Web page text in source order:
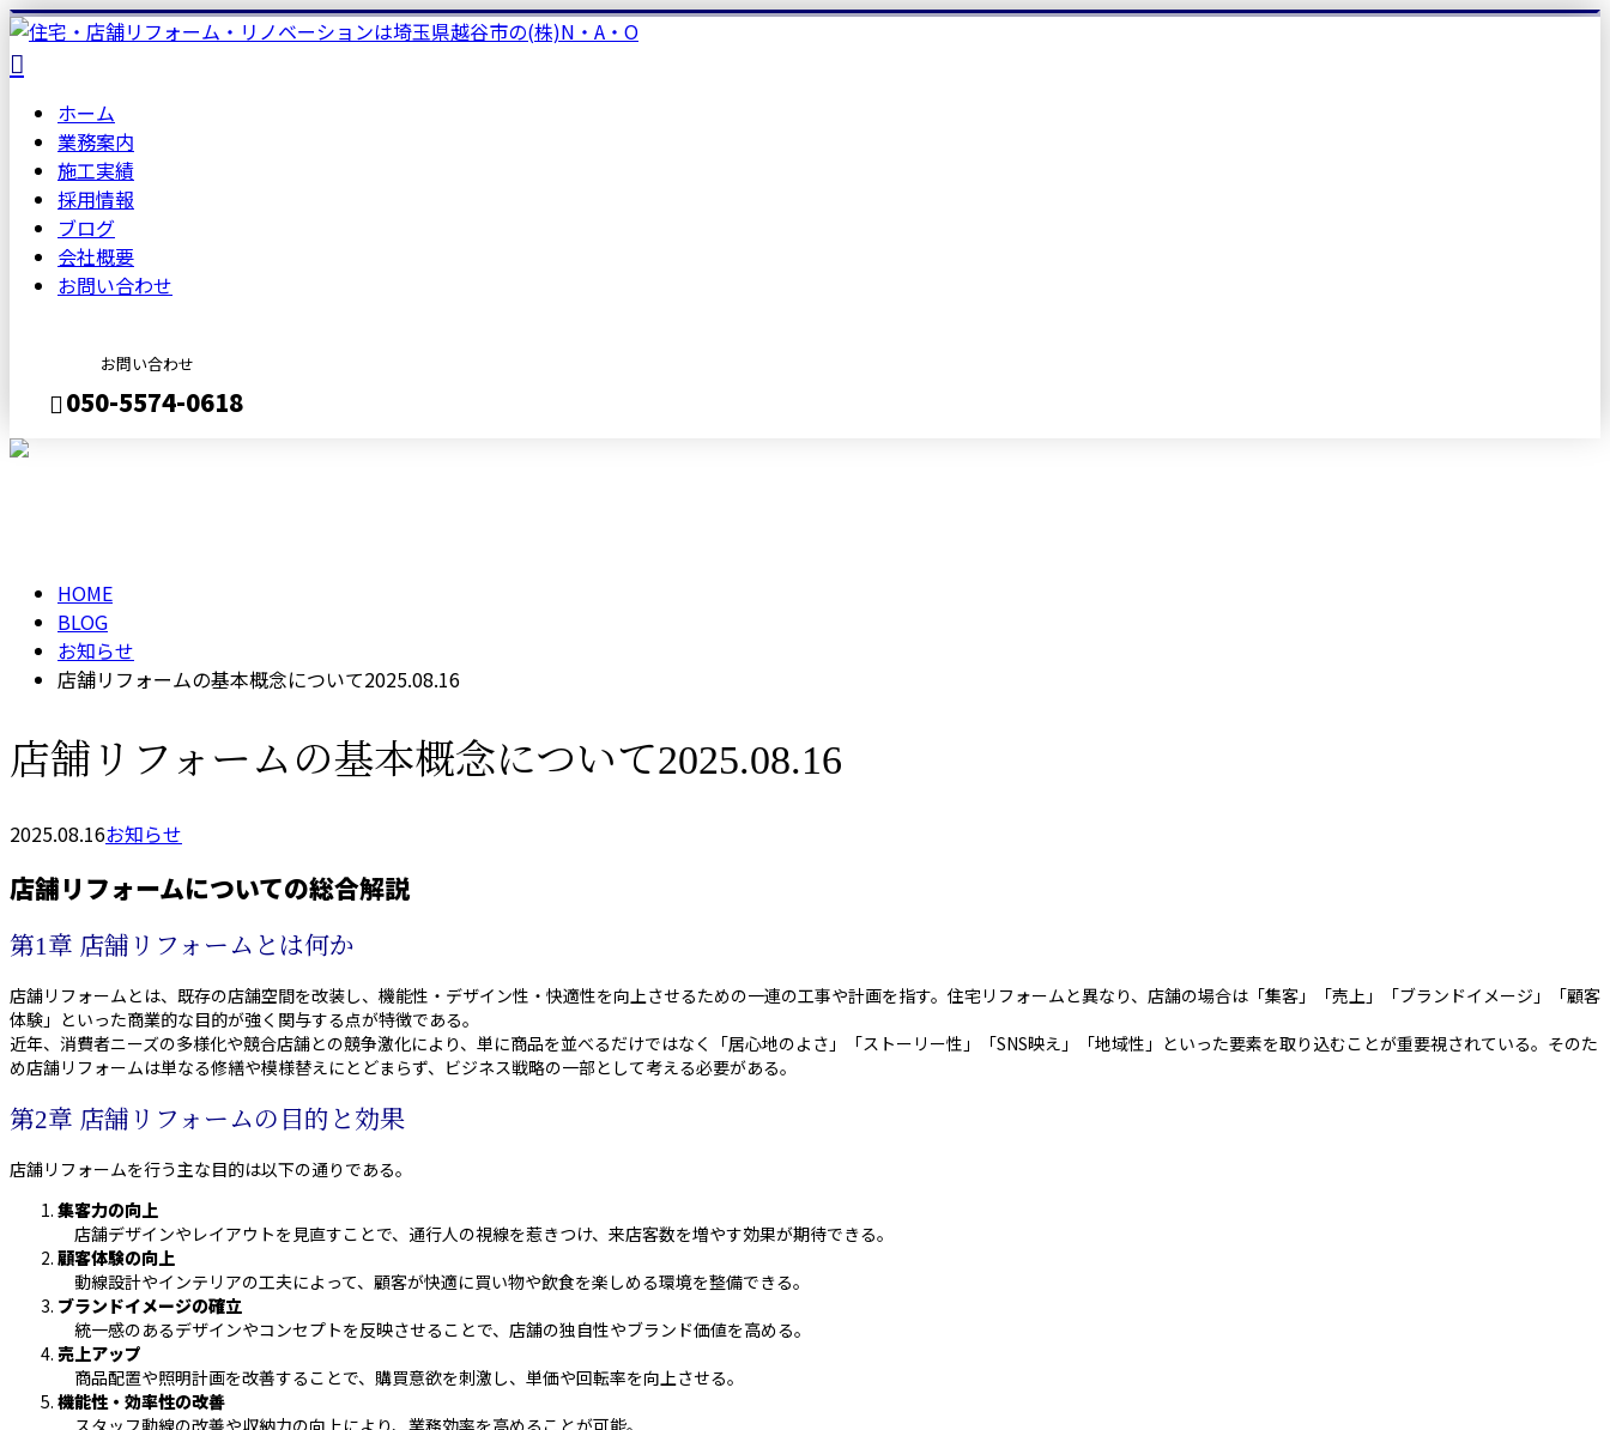
ホーム
業務案内
施工実績
採用情報
ブログ
会社概要
お問い合わせ
お問い合わせ
050-5574-0618
HOME
BLOG
お知らせ
店舗リフォームの基本概念について2025.08.16
店舗リフォームの基本概念について2025.08.16
2025.08.16お知らせ
店舗リフォームについての総合解説
第1章 店舗リフォームとは何か
店舗リフォームとは、既存の店舗空間を改装し、機能性・デザイン性・快適性を向上させるための一連の工事や計画を指す。住宅リフォームと異なり、店舗の場合は「集客」「売上」「ブランドイメージ」「顧客
体験」といった商業的な目的が強く関与する点が特徴である。
近年、消費者ニーズの多様化や競合店舗との競争激化により、単に商品を並べるだけではなく「居心地のよさ」「ストーリー性」「SNS映え」「地域性」といった要素を取り込むことが重要視されている。そのた
め店舗リフォームは単なる修繕や模様替えにとどまらず、ビジネス戦略の一部として考える必要がある。
第2章 店舗リフォームの目的と効果
店舗リフォームを行う主な目的は以下の通りである。
集客力の向上
店舗デザインやレイアウトを見直すことで、通行人の視線を惹きつけ、来店客数を増やす効果が期待できる。
顧客体験の向上
動線設計やインテリアの工夫によって、顧客が快適に買い物や飲食を楽しめる環境を整備できる。
ブランドイメージの確立
統一感のあるデザインやコンセプトを反映させることで、店舗の独自性やブランド価値を高める。
売上アップ
商品配置や照明計画を改善することで、購買意欲を刺激し、単価や回転率を向上させる。
機能性・効率性の改善
スタッフ動線の改善や収納力の向上により、業務効率を高めることが可能。